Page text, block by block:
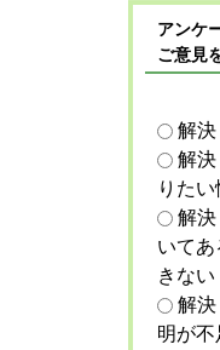
アンケ
ご意見
解
解
りた
解
いて
きない
解
明が